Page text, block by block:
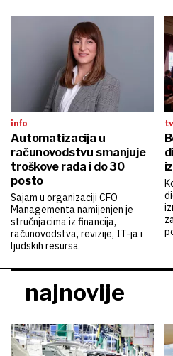
info
Automatizacija u
računovodstvu smanjuje
troškove rada i do 30
posto
Sajam u organizaciji CFO
Managementa namijenjen je
stručnjacima iz financija,
računovodstva, revizije, IT-ja i
ljudskih resursa
najnovije